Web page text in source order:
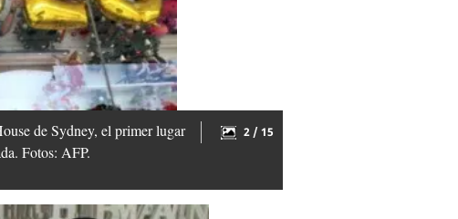
de Sydney, el primer lugar
Fotos: AFP.
2 / 15